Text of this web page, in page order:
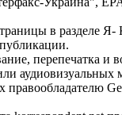
в разделе Я-
перепечатка и
аудиовизуальных